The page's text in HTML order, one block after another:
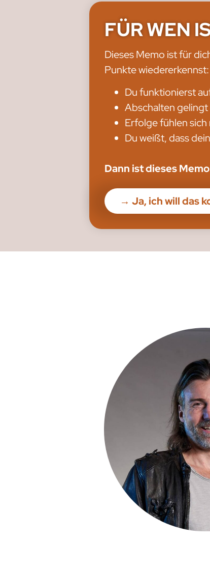
FÜR WEN
Dieses Memo ist für
Punkte wiedererkennst:
Du funktionierst
Abschalten
Erfolge fühlen
Du weißt, dass
Dann ist dieses
→ Ja, ich will das